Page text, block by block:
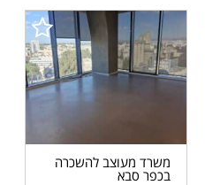
משרד מעוצב להשכרה
בכפר סבא